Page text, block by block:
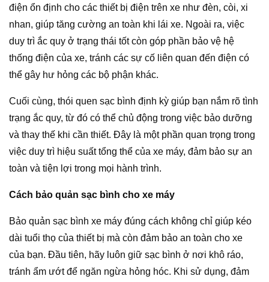
điện ổn định cho các thiết bị điện trên xe như đèn, còi, xi
nhan, giúp tăng cường an toàn khi lái xe. Ngoài ra, việc
duy trì ắc quy ở trạng thái tốt còn góp phần bảo vệ hệ
thống điện của xe, tránh các sự cố liên quan đến điện có
thể gây hư hỏng các bộ phận khác.
Cuối cùng, thói quen sạc bình định kỳ giúp bạn nắm rõ tình
trạng ắc quy, từ đó có thể chủ động trong việc bảo dưỡng
và thay thế khi cần thiết. Đây là một phần quan trọng trong
việc duy trì hiệu suất tổng thể của xe máy, đảm bảo sự an
toàn và tiện lợi trong mọi hành trình.
Cách bảo quản sạc bình cho xe máy
Bảo quản sạc bình xe máy đúng cách không chỉ giúp kéo
dài tuổi thọ của thiết bị mà còn đảm bảo an toàn cho xe
của bạn. Đầu tiên, hãy luôn giữ sạc bình ở nơi khô ráo,
tránh ẩm ướt để ngăn ngừa hỏng hóc. Khi sử dụng, đảm